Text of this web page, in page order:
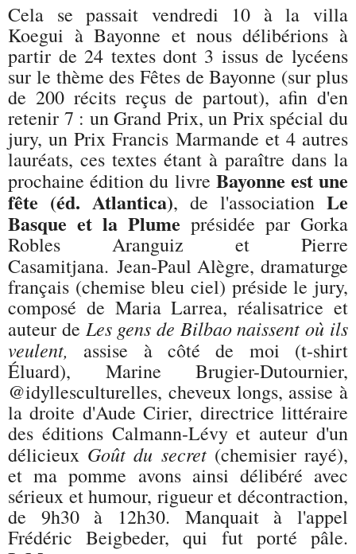
Cela se passait vendredi 10 à la villa
Koegui à Bayonne et nous délibérions à
partir de 24 textes dont 3 issus de lycéens
sur le thème des Fêtes de Bayonne (sur plus
de 200 récits reçus de partout), afin d'en
retenir 7 : un Grand Prix, un Prix spécial du
jury, un Prix Francis Marmande et 4 autres
lauréats, ces textes étant à paraître dans la
prochaine édition du livre Bayonne est une
fête (éd. Atlantica), de l'association Le
Basque et la Plume présidée par Gorka
Robles Aranguiz et Pierre
Casamitjana. Jean-Paul Alègre, dramaturge
français (chemise bleu ciel) préside le jury,
composé de Maria Larrea, réalisatrice et
auteur de Les gens de Bilbao naissent où ils
veulent, assise à côté de moi (t-shirt
Éluard), Marine Brugier-Dutournier,
@idyllesculturelles, cheveux longs, assise à
la droite d'Aude Cirier, directrice littéraire
des éditions Calmann-Lévy et auteur d'un
délicieux Goût du secret(chemisier rayé),
et ma pomme avons ainsi délibéré avec
sérieux et humour, rigueur et décontraction,
de 9h30 à 12h30. Manquait à l'appel
Frédéric Beigbeder, qui fut porté pâle.